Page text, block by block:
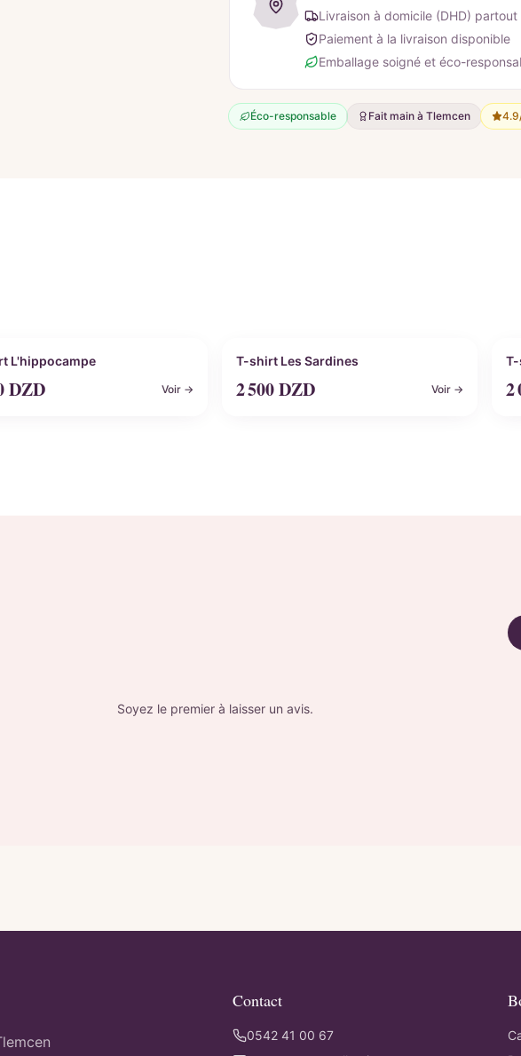
Livraison à domicile (DHD) partout
Paiement à la livraison disponible
Emballage soigné et éco-
Éco-responsable Fait main à Tlemcen
L'hippocampe
DZD Voir →
Personnalisable
T-shirt Les Sardines
2 500DZD Voir →
T-
2
Soyez le premier à laisser un avis.
Contact
0542 41 00 67